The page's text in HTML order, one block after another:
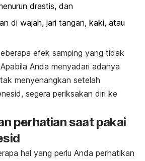
drastis, dan
di wajah, jari tangan, kaki, atau
efek samping yang tidak
Anda menyadari adanya
menyenangkan setelah
segera periksakan diri ke
perhatian saat pakai
hal yang perlu Anda perhatikan